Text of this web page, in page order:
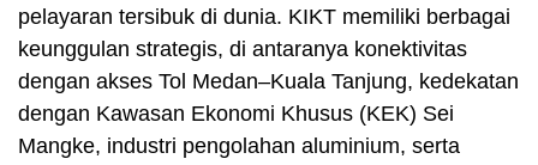
pelayaran tersibuk di dunia. KIKT memiliki berbagai
keunggulan strategis, di antaranya konektivitas
dengan akses Tol Medan–Kuala Tanjung, kedekatan
dengan Kawasan Ekonomi Khusus (KEK) Sei
Mangke, industri pengolahan aluminium, serta